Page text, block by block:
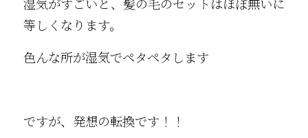
等しくなります。
色んな所が湿気でペタペタします
ですが、発想の転換です！！